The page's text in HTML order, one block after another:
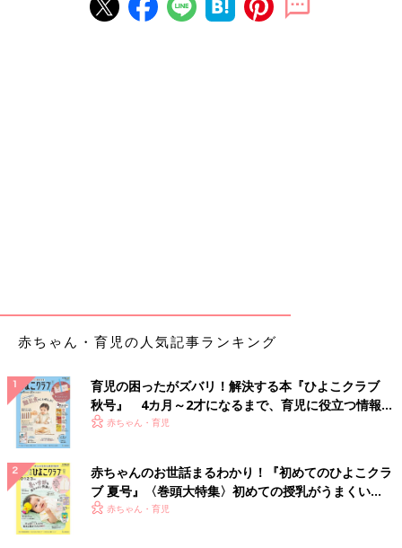
赤ちゃん・育児の人気記事ランキング
育児の困ったがズバリ！解決する本『ひよこクラブ
秋号』 4カ月～2才になるまで、育児に役立つ情報が
いっぱい！
赤ちゃん・育児
赤ちゃんのお世話まるわかり！『初めてのひよこクラ
ブ 夏号』〈巻頭大特集〉初めての授乳がうまくい
く！ おっぱい・ミルクの基本と夏のトラブル 解決テ
赤ちゃん・育児